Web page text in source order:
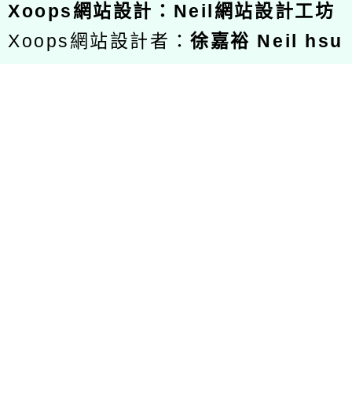
Xoops網站設計 ： Neil網站設計工坊
Xoops網站設計者：徐嘉裕 Neil hsu